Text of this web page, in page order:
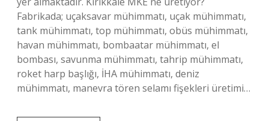
Fabrikada; uçaksavar mühimmatı, uçak mühimmatı,
tank mühimmatı, top mühimmatı, obüs mühimmatı,
havan mühimmatı, bombaatar mühimmatı, el
bombası, savunma mühimmatı, tahrip mühimmatı,
roket harp başlığı, İHA mühimmatı, deniz
mühimmatı, manevra tören selamı fişekleri üretimi…